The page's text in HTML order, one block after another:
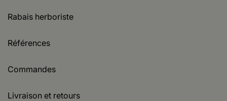
Rabais herboriste
Références
Commandes
Livraison et retours